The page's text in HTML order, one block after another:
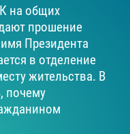
на общих
прошение
Президента
в отделение
жительства. В
почему